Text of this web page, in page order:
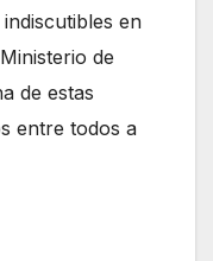
en
de
de estas
entre todos a